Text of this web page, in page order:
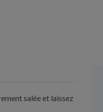
salée et laissez